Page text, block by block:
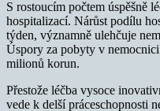
S rostoucím počtem úspěšně
hospitalizací. Nárůst podílu
týden, významně ulehčuje
Úspory za pobyty v
milionů korun.
Přestože léčba vysoce
vede k delší práceschopnosti